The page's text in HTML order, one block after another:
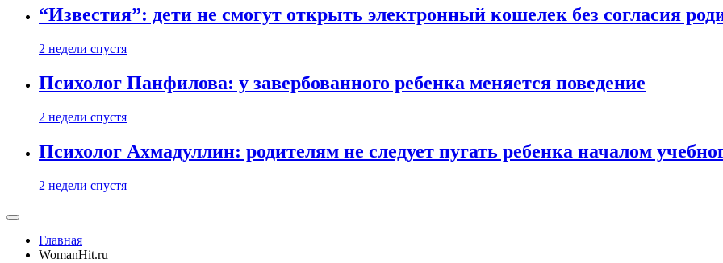
“Известия”: дети не смогут открыть электронный кошелек без согласия
2 недели спустя
Психолог Панфилова: у завербованного ребенка меняется поведение
2 недели спустя
Психолог Ахмадуллин: родителям не следует пугать ребенка началом
2 недели спустя
Главная
WomanHit.ru